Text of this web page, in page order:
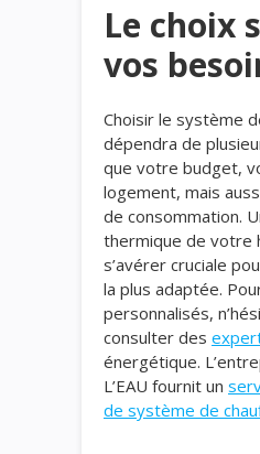
Le choix
vos
Choisir le système
dépendra de
que votre budget,
logement, mais
de consommation.
thermique de votre
s’avérer cruciale
la plus adaptée.
personnalisés,
consulter des
énergétique.
L’EAU fournit un
de système de